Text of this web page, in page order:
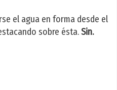
el agua en forma desde el
sobre ésta.Sin.